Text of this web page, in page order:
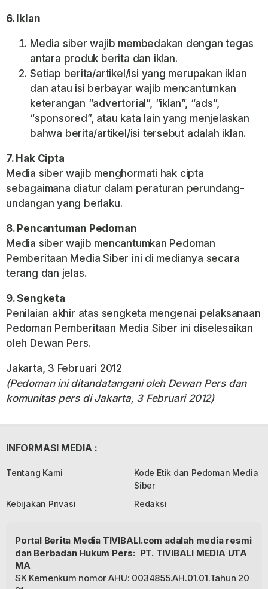
6. Iklan
Media siber wajib membedakan dengan tegas
antara produk berita dan iklan.
Setiap berita/artikel/isi yang merupakan iklan
dan atau isi berbayar wajib mencantumkan
keterangan “advertorial”, “iklan”, “ads”,
“sponsored”, atau kata lain yang menjelaskan
bahwa berita/artikel/isi tersebut adalah iklan.
7. Hak Cipta
Media siber wajib menghormati hak cipta
sebagaimana diatur dalam peraturan perundang-
undangan yang berlaku.
8. Pencantuman Pedoman
Media siber wajib mencantumkan Pedoman
Pemberitaan Media Siber ini di medianya secara
terang dan jelas.
9. Sengketa
Penilaian akhir atas sengketa mengenai pelaksanaan
Pedoman Pemberitaan Media Siber ini diselesaikan
oleh Dewan Pers.
Jakarta, 3 Februari 2012
(Pedoman ini ditandatangani oleh Dewan Pers dan
komunitas pers di Jakarta, 3 Februari 2012)
INFORMASI MEDIA :
Tentang Kami
Kode Etik dan Pedoman Media
Siber
Kebijakan Privasi
Redaksi
Portal Berita Media TIVIBALI.com adalah media resmi
dan Berbadan Hukum Pers: PT. TIVIBALI MEDIA UTA
MA
SK Kemenkum nomor AHU: 0034855.AH.01.01.Tahun 20